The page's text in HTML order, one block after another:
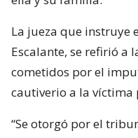
La jueza que instruye
Escalante, se refirió a
cometidos por el
cautiverio a la
“Se otorgó por el